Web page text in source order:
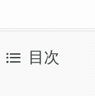
目次